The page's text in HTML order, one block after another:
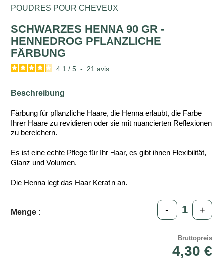
POUDRES POUR CHEVEUX
SCHWARZES HENNA 90 GR -
HENNEDROG PFLANZLICHE
FÄRBUNG
4.1 / 5 - 21avis
Beschreibung
Färbung für pflanzliche Haare, die Henna erlaubt, die Farbe
Ihrer Haare zu revidieren oder sie mit nuancierten Reflexionen
zu bereichern.
Es ist eine echte Pflege für Ihr Haar, es gibt ihnen Flexibilität,
Glanz und Volumen.
Die Henna legt das Haar Keratin an.
Menge : - +
Bruttopreis
4,30 €